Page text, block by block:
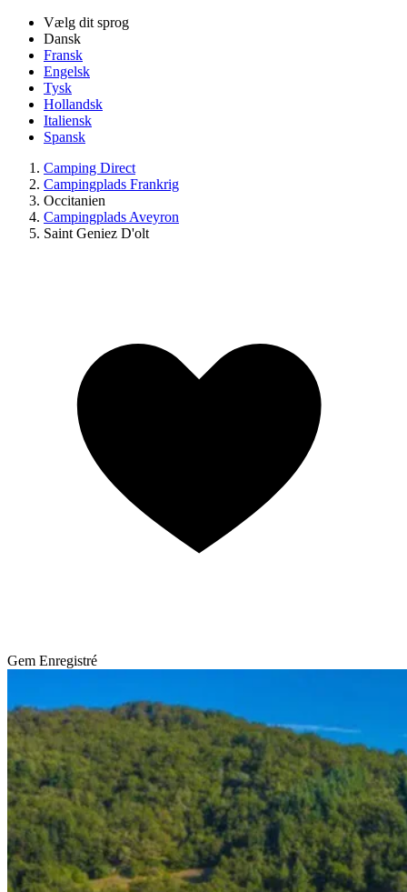
Vælg dit sprog
Dansk
Fransk
Engelsk
Tysk
Hollandsk
Italiensk
Spansk
Camping Direct
Campingplads Frankrig
Occitanien
Campingplads Aveyron
Saint Geniez D'olt
Gem Enregistré